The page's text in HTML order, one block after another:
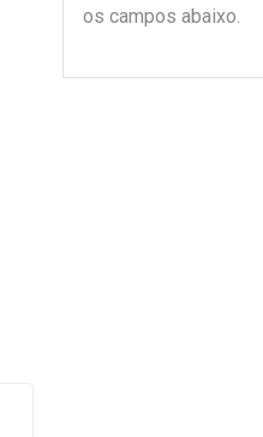
os campos abaixo.